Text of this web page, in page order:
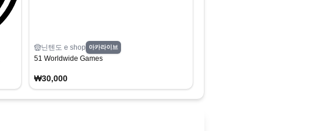
닌텐도 e shop 아카라이브
51 Worldwide Games
₩30,000